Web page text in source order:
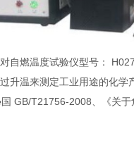
自燃温度试验仪型号：
升温来测定工业用途的化学
GB/T21756-2008、《关